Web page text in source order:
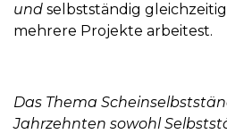
und selbstständig
mehrere Projekte arbeitest.
Das Thema
Jahrzehnten sowohl